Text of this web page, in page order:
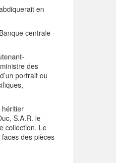
en
centrale
des
portrait ou
héritier
S.A.R. le
collection. Le
des pièces